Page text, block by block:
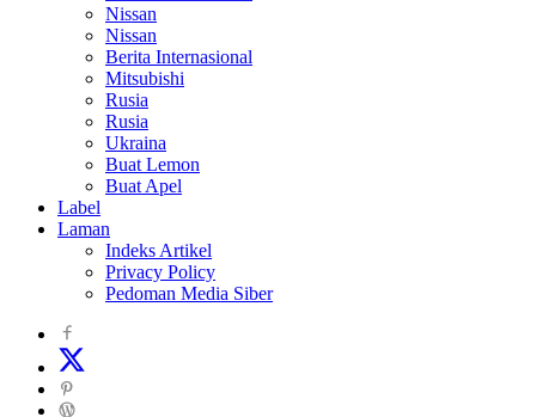
Nissan
Nissan
Berita Internasional
Mitsubishi
Rusia
Rusia
Ukraina
Buat Lemon
Buat Apel
Label
Laman
Indeks Artikel
Privacy Policy
Pedoman Media Siber